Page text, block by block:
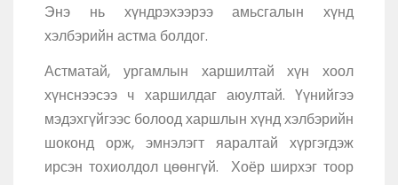
Энэ нь хүндрэхээрээ амьсгалын хүнд
хэлбэрийн астма болдог.
Астматай, ургамлын харшилтай хүн хоол
хүнснээсээ ч харшилдаг аюултай. Үүнийгээ
мэдэхгүйгээс болоод харшлын хүнд хэлбэрийн
шоконд орж, эмнэлэгт яаралтай хүргэгдэж
ирсэн тохиолдол цөөнгүй. Хоёр ширхэг тоор